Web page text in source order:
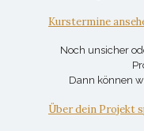
Kurstermine
Noch unsicher
Dann können
Über dein Projekt